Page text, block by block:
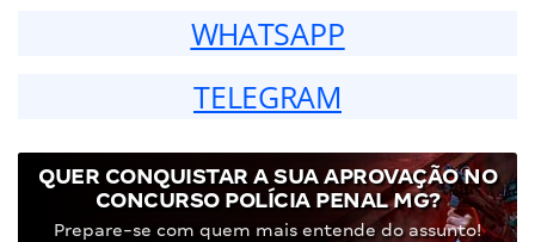
WHATSAPP
TELEGRAM
QUER CONQUISTAR A SUA APROVAÇÃO NO
CONCURSO POLÍCIA PENAL MG?
Prepare-se com quem mais entende do assunto!